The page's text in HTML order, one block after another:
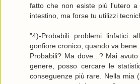
fatto che non esiste più l'utero a
intestino, ma forse tu utilizzi
"4)-Probabili problemi linfatici
gonfiore cronico, quando va bene...
Probabili? Ma dove...? Mai
genere, posso cercare le
conseguenze più rare. Nella mia